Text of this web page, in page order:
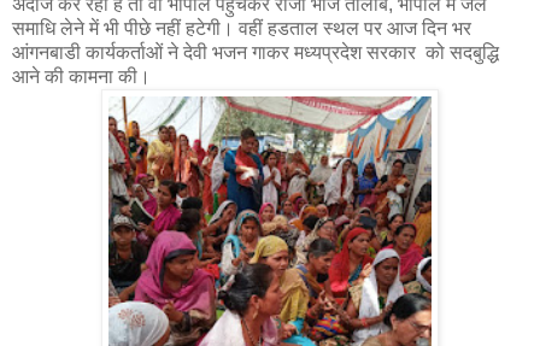
समाधि लेने में भी पीछे नहीं हटेगी। वहीं हडताल स्थल पर आज दिन भर
आंगनबाडी कार्यकर्ताओं ने देवी भजन गाकर मध्यप्रदेश सरकार को सदबुद्धि
आने की कामना की।